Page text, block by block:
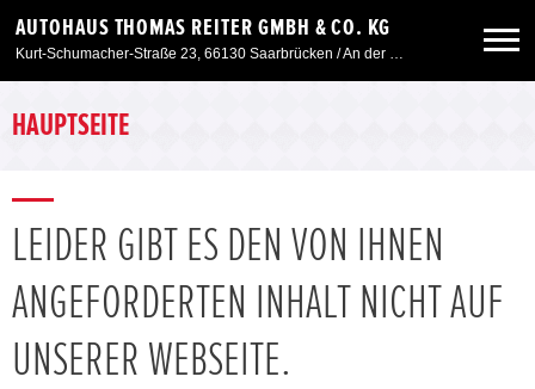
AUTOHAUS THOMAS REITER GMBH & CO. KG
Kurt-Schumacher-Straße 23, 66130 Saarbrücken / An der Windmühle 7, 66780 Siersburg
Neuwagen
Angebote
HAUPTSEITE
LEIDER GIBT ES DEN VON IHNEN
ANGEFORDERTEN INHALT NICHT AUF
UNSERER WEBSEITE.